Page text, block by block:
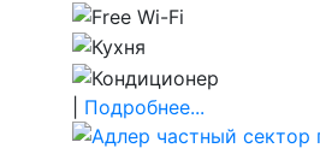
Подробнее...